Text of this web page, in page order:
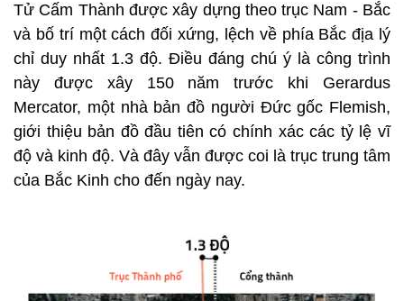
Tử Cấm Thành được xây dựng theo trục Nam - Bắc
và bố trí một cách đối xứng, lệch về phía Bắc địa lý
chỉ duy nhất 1.3 độ. Điều đáng chú ý là công trình
này được xây 150 năm trước khi Gerardus
Mercator, một nhà bản đồ người Đức gốc Flemish,
giới thiệu bản đồ đầu tiên có chính xác các tỷ lệ vĩ
độ và kinh độ. Và đây vẫn được coi là trục trung tâm
của Bắc Kinh cho đến ngày nay.